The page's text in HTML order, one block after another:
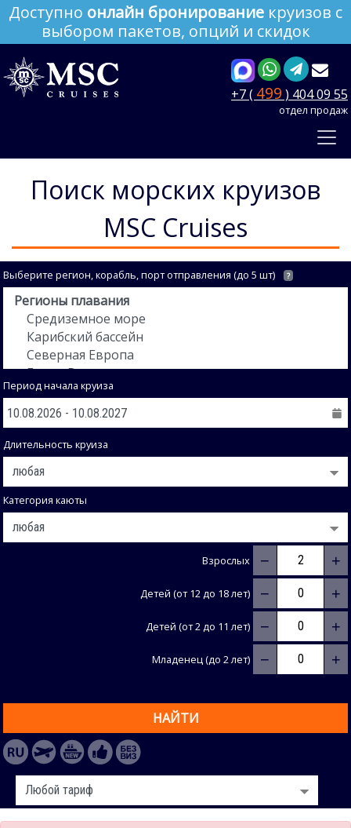
Доступно онлайн бронирование круизов с
выбором пакетов, опций и скидок
+7 ( 499 ) 404 09 55
отдел продаж
Поиск морских круизов
MSC Cruises
Выберите регион, корабль, порт отправления (до 5 шт) ?
Период начала круиза
Длительность круиза
Категория каюты
Взрослых − +
Детей (от 12 до 18 лет) − +
Детей (от 2 до 11 лет) − +
Младенец (до 2 лет) − +
НАЙТИ